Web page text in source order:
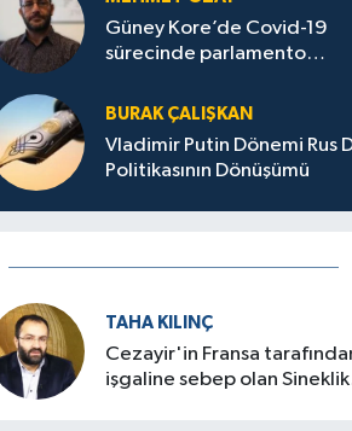
Güney Kore’de Covid-19
sürecinde parlamento
BURAK ÇALIŞKAN
Vladimir Putin Dönemi Rus
Politikasının Dönüşümü
TAHA KILINÇ
Cezayir'in Fransa
işgaline sebep olan Sineklik